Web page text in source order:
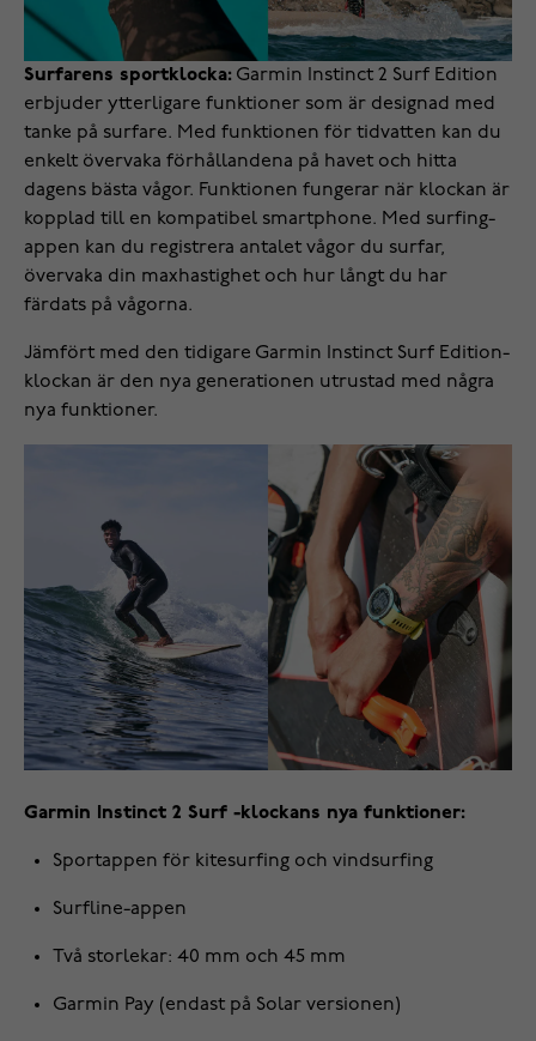
Surfarens sportklocka: Garmin Instinct 2 Surf Edition
erbjuder ytterligare funktioner som är designad med
tanke på surfare. Med funktionen för tidvatten kan du
enkelt övervaka förhållandena på havet och hitta
dagens bästa vågor. Funktionen fungerar när klockan är
kopplad till en kompatibel smartphone. Med surfing-
appen kan du registrera antalet vågor du surfar,
övervaka din maxhastighet och hur långt du har
färdats på vågorna.
Jämfört med den tidigare Garmin Instinct Surf Edition-
klockan är den nya generationen utrustad med några
nya funktioner.
Garmin Instinct 2 Surf -klockans nya funktioner:
Sportappen för kitesurfing och vindsurfing
Surfline-appen
Två storlekar: 40 mm och 45 mm
Garmin Pay (endast på Solar versionen)